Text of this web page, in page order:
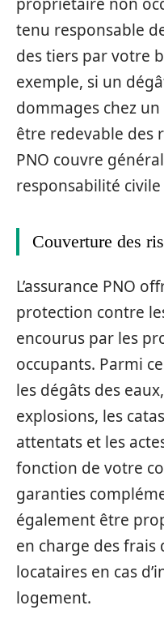
tenu responsable
des tiers par votre
exemple, si un
dommages chez
être redevable des
PNO couvre
responsabilité
Couverture des
L’assurance PNO
protection contre
encourus par les
occupants. Parmi
les dégâts des
explosions, les
attentats et les
fonction de votre
garanties
également être
en charge des
locataires en cas
logement.